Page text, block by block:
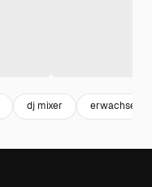
dj mixer erwachsene